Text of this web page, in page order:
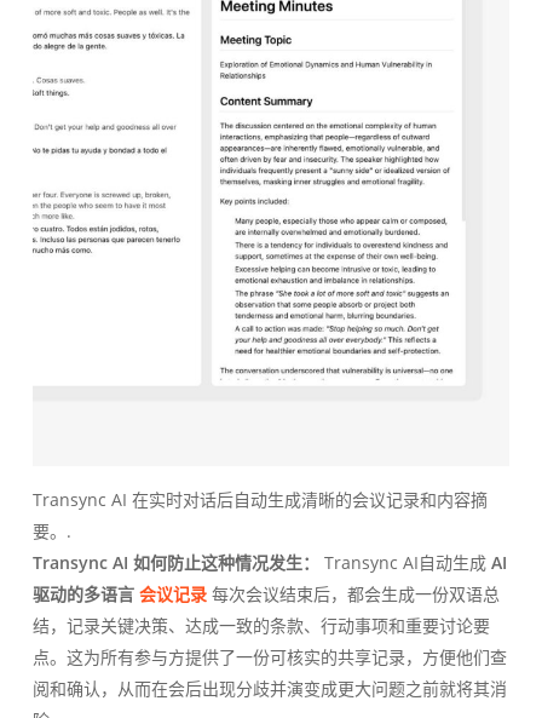
Transync AI 在实时对话后自动生成清晰的会议记录和内容摘
要。.
Transync AI 如何防止这种情况发生：
Transync AI自动生成 AI
驱动的多语言 会议记录每次会议结束后，都会生成一份双语总
结，记录关键决策、达成一致的条款、行动事项和重要讨论要
点。这为所有参与方提供了一份可核实的共享记录，方便他们查
阅和确认，从而在会后出现分歧并演变成更大问题之前就将其消